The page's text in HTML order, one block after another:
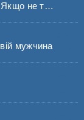
якщо не та
мужчина